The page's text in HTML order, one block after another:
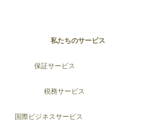
私たちのサービス
保証サービス
税務サービス
国際ビジネスサービス